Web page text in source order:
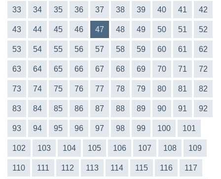
33 34 35 36 37 38 39 40 41 42
43 44 45 46 47 48 49 50 51 52
53 54 55 56 57 58 59 60 61 62
63 64 65 66 67 68 69 70 71 72
73 74 75 76 77 78 79 80 81 82
83 84 85 86 87 88 89 90 91 92
93 94 95 96 97 98 99 100 101
102 103 104 105 106 107 108 109
110 111 112 113 114 115 116 117